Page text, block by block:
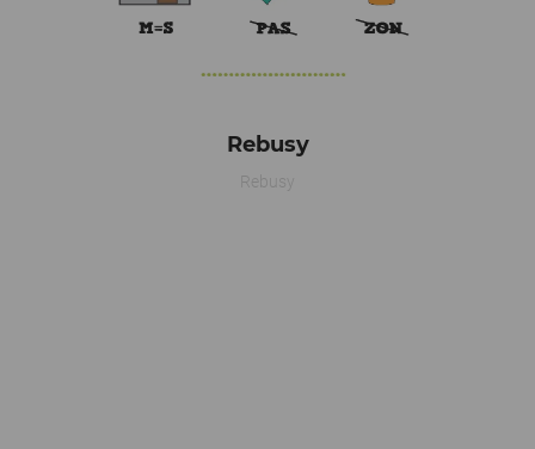
Rebusy
Rebusy